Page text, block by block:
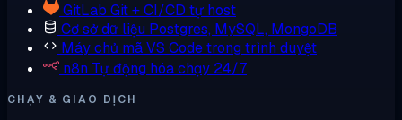
GitLab Git + CI/CD tự host
Cơ sở dữ liệu Postgres, MySQL, MongoDB
Máy chủ mãVS Code trong trình duyệt
n8n Tự động hóa chạy 24/7
CHẠY & GIAO DỊCH